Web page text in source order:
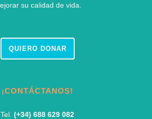
su calidad de vida.
QUIERO DONAR
¡CONTÁCTANOS!
Tel. (+34) 688 629 082